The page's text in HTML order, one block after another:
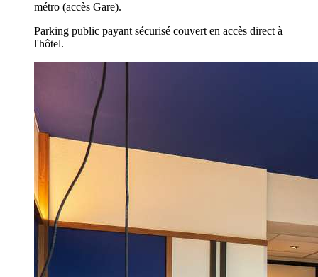
métro (accès Gare).
Parking public payant sécurisé couvert en accès direct à
l'hôtel.